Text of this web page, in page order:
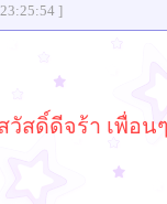
]
วัสดิ์ดีจร้า เพื่อน